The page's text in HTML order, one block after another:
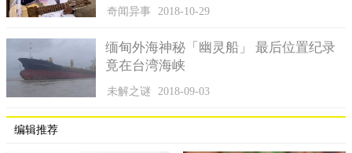
奇闻异事 2018-10-29
缅甸外海神秘「幽灵船」 最后位置纪录
竟在台湾海峡
未解之谜 2018-09-03
编辑推荐